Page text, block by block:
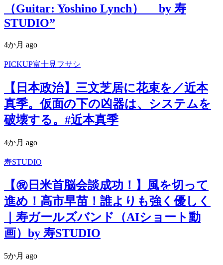
（Guitar: Yoshino Lynch） by 寿
STUDIO”
4か月 ago
PICKUP富士見フサシ
【日本政治】三文芝居に花束を／近本
真季。仮面の下の凶器は、システムを
破壊する。#近本真季
4か月 ago
寿STUDIO
【㊗️日米首脳会談成功！】風を切って
進め！高市早苗！誰よりも強く優しく
｜寿ガールズバンド（AIショート動
画）by 寿STUDIO
5か月 ago